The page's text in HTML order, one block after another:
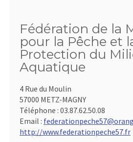
Fédération de la
pour la Pêche et
Protection du
Aquatique
4 Rue du Moulin
57000 METZ-MAGNY
Téléphone : 03.87.62.50.08
Email :
http://www.federationpeche57.fr